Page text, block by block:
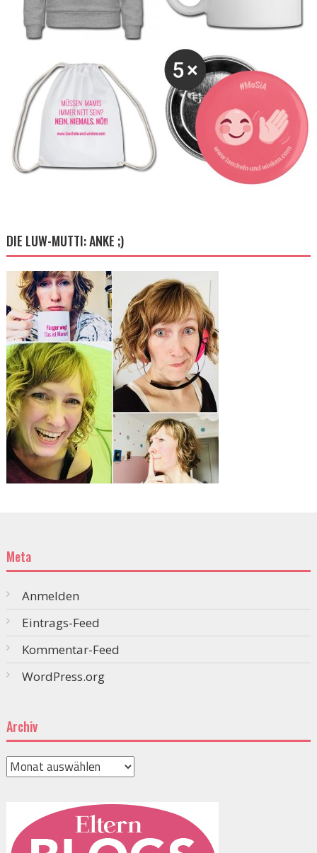
DIE LUW-MUTTI: ANKE ;)
Meta
Anmelden
Eintrags-Feed
Kommentar-Feed
WordPress.org
Archiv
Archiv